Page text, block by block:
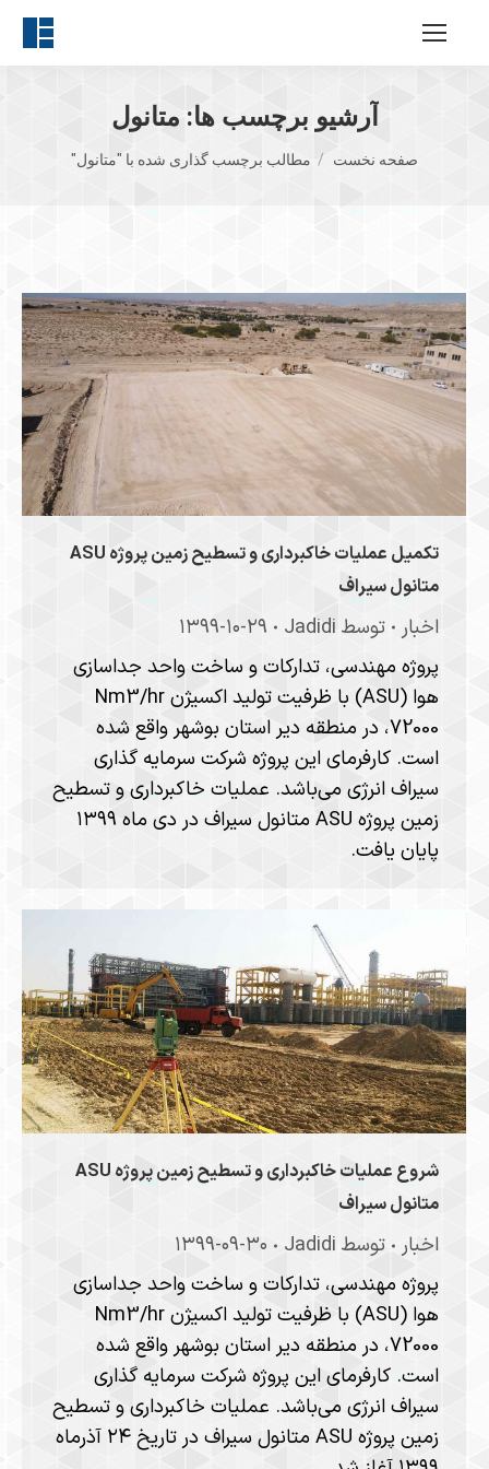
آرشیو برچسب ها: متانول
مکان شما:
صفحه نخست مطالب برچسب گذاری شده با "متانول"
تکمیل عملیات خاکبرداری و تسطیح زمین پروژه ASU
متانول سیراف
اخبار توسط Jadidi
۱۳۹۹-۱۰-۲۹
پروژه مهندسی، تدارکات و ساخت واحد جداسازی
هوا (ASU) با ظرفیت تولید اکسیژن Nm3/hr
72000، در منطقه دیر استان بوشهر واقع شده
است. کارفرمای این پروژه شرکت سرمایه گذاری
سیراف انرژی می‌باشد. عملیات خاکبرداری و تسطیح
زمین پروژه ASU متانول سیراف در دی ماه ۱۳۹۹
پایان یافت.
شروع عملیات خاکبرداری و تسطیح زمین پروژه ASU
متانول سیراف
اخبار توسط Jadidi
۱۳۹۹-۰۹-۳۰
پروژه مهندسی، تدارکات و ساخت واحد جداسازی
هوا (ASU) با ظرفیت تولید اکسیژن Nm3/hr
72000، در منطقه دیر استان بوشهر واقع شده
است. کارفرمای این پروژه شرکت سرمایه گذاری
سیراف انرژی می‌باشد. عملیات خاکبرداری و تسطیح
زمین پروژه ASU متانول سیراف در تاریخ ۲۴ آذرماه